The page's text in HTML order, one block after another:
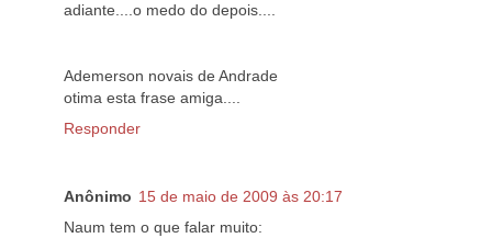
adiante....o medo do depois....
Ademerson novais de Andrade
otima esta frase amiga....
Responder
Anônimo 15 de maio de 2009 às 20:17
Naum tem o que falar muito: